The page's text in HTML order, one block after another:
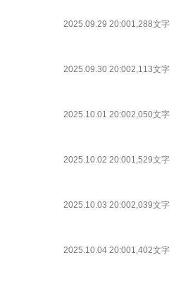
2025.09.29 20:001,288文字
2025.09.30 20:002,113文字
2025.10.01 20:002,050文字
2025.10.02 20:001,529文字
2025.10.03 20:002,039文字
2025.10.04 20:001,402文字